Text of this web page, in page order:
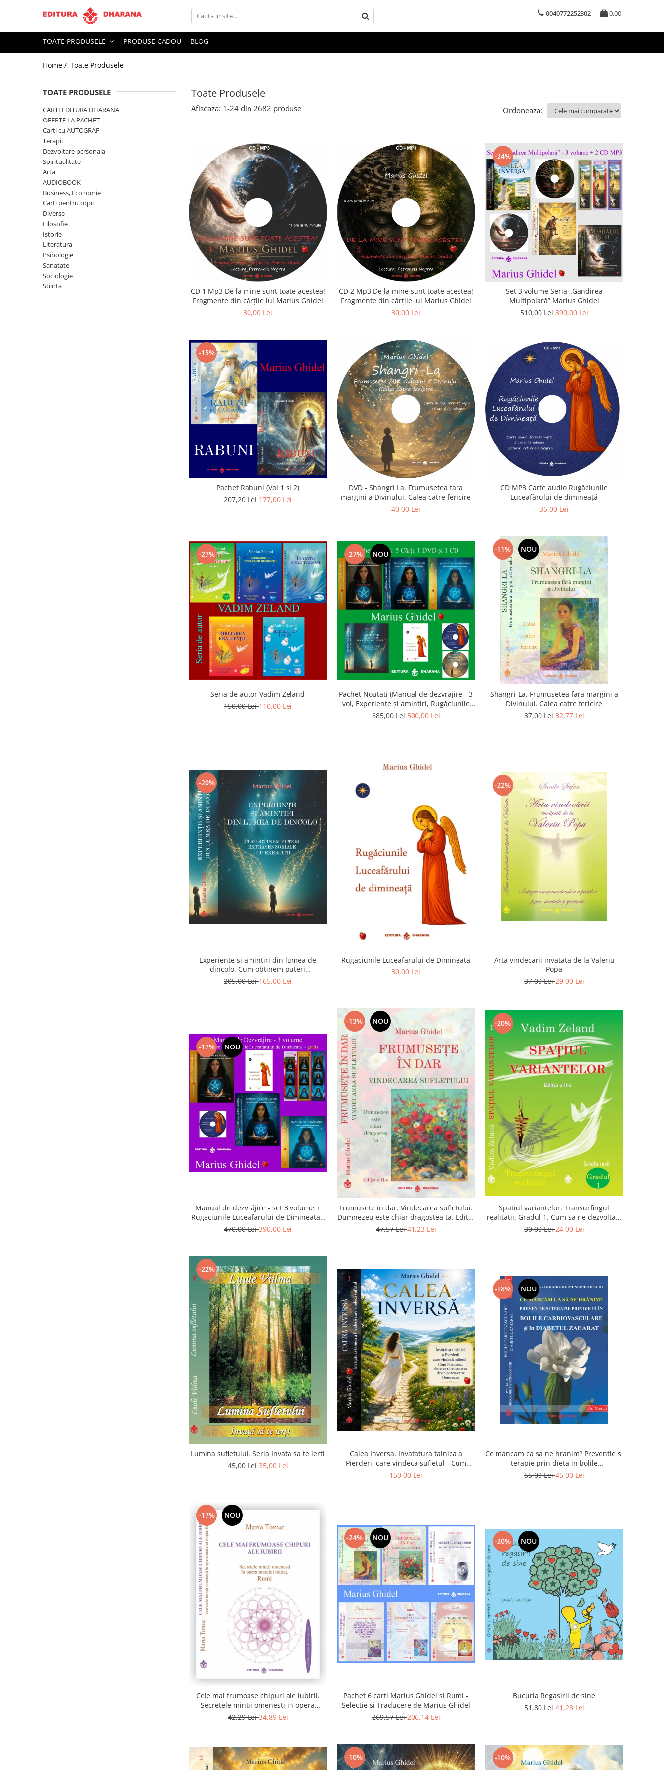
Toate Produsele
CARTI EDITURA DHARANA
OFERTE LA PACHET
Dezvoltare personala
Spiritualitate
AUDIOBOOK
Business, Economie
Carti pentru copii
0040772252302 0,00
TOATE PRODUSELE PRODUSE CADOU BLOG
Home / Toate Produsele
Toate Produsele
TOATE PRODUSELE
CARTI EDITURA DHARANA
OFERTE LA PACHET
Carti cu AUTOGRAF
Terapii
Dezvoltare personala
Spiritualitate
Arta
AUDIOBOOK
Business, Economie
Carti pentru copii
Diverse
Filosofie
Istorie
Literatura
Psihologie
Sanatate
Sociologie
Stiinta
Afiseaza: 1-24 din 2682 produse Ordoneaza:
CD 1 Mp3 De la mine sunt toate acestea!
Fragmente din cărțile lui Marius Ghidel
30,00 Lei
CD 2 Mp3 De la mine sunt toate acestea!
Fragmente din cărțile lui Marius Ghidel
30,00 Lei
-24%
Set 3 volume Seria „Gandirea
Multipolară” Marius Ghidel
510,00 Lei390,00 Lei
-15%
Pachet Rabuni (Vol 1 si 2)
207,20 Lei177,00 Lei
DVD - Shangri La. Frumusetea fara
margini a Divinului. Calea catre fericire
40,00 Lei
CD MP3 Carte audio Rugăciunile
Luceafărului de dimineață
35,00 Lei
-27%
Seria de autor Vadim Zeland
150,00 Lei110,00 Lei
-27% NOU
Pachet Noutati (Manual de dezvrajire - 3
vol, Experiențe și amintiri, Rugăciunile
Luceafarului de dimineata) - Marius
685,00 Lei500,00 Lei
-11% NOU
Shangri-La. Frumusetea fara margini a
Divinului. Calea catre fericire
37,00 Lei32,77 Lei
-20%
Experiente si amintiri din lumea de
dincolo. Cum obtinem puteri
extrasenzoriale - cu exercitii
205,00 Lei165,00 Lei
Rugaciunile Luceafarului de Dimineata
30,00 Lei
-22%
Arta vindecarii invatata de la Valeriu
Popa
37,00 Lei29,00 Lei
-17% NOU
Manual de dezvrăjire - set 3 volume +
Rugaciunile Luceafarului de Dimineata -
Gratuit)
470,00 Lei390,00 Lei
-13% NOU
Frumusete in dar. Vindecarea sufletului.
Dumnezeu este chiar dragostea ta. Editia
a 2-a
47,57 Lei41,23 Lei
-20%
Spatiul variantelor. Transurfingul
realitatii. Gradul 1. Cum sa ne dezvoltam
intuitia si sa ne alegem soarta
30,00 Lei24,00 Lei
-22%
Lumina sufletului. Seria Invata sa te ierti
45,00 Lei35,00 Lei
Calea Inversa. Invatatura tainica a
Pierderii care vindeca sufletul - Cum
Pierderea, durerea si renuntarea devin
150,00 Lei
-18% NOU
Ce mancam ca sa ne hranim? Preventie si
terapie prin dieta in bolile
cardiovasculare si in diabetul zaharat
55,00 Lei45,00 Lei
-17% NOU
Cele mai frumoase chipuri ale iubirii.
Secretele mintii omenesti in opera
marelui initiat, Rumi
42,29 Lei34,89 Lei
-24% NOU
Pachet 6 carti Marius Ghidel si Rumi -
Selectie si Traducere de Marius Ghidel
269,57 Lei206,14 Lei
-20% NOU
Bucuria Regasirii de sine
51,80 Lei41,23 Lei
-10% -10%